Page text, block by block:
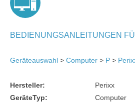
BEDIENUNGSANLEITUNGEN
Geräteauswahl > Computer > P >
Hersteller:
Perixx
GeräteTyp:
Computer